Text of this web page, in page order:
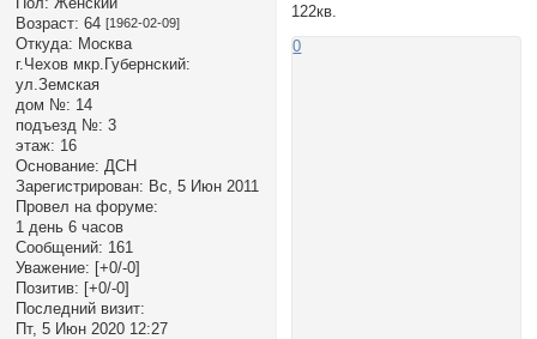
Возраст: 64 [1962-02-09]
Откуда: Москва
г.Чехов мкр.Губернский:
ул.Земская
дом №: 14
подъезд №: 3
этаж: 16
Основание: ДСН
Зарегистрирован: Вс, 5 Июн 2011
Провел на форуме:
1 день 6 часов
Сообщений: 161
Уважение: [+0/-0]
Позитив: [+0/-0]
Последний визит:
Пт, 5 Июн 2020 12:27
122кв.
0